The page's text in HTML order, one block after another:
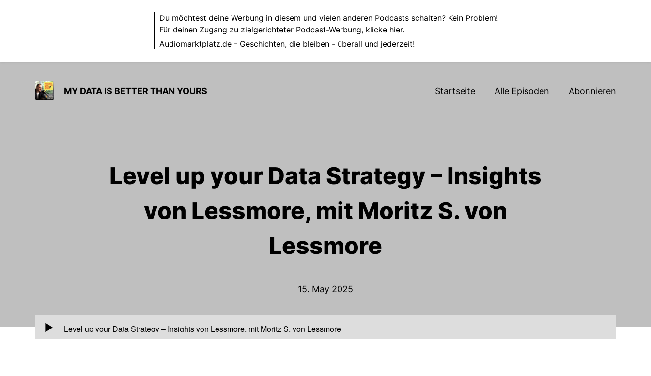
Du möchtest deine Werbung in diesem und vielen anderen Podcasts schalten? Kein Problem!
Für deinen Zugang zu zielgerichteter Podcast-Werbung, klicke hier.
Audiomarktplatz.de- Geschichten, die bleiben - überall und jederzeit!
MY DATA IS BETTER THAN YOURS Startseite Alle Episoden Abonnieren
Level up your Data Strategy – Insights
von Lessmore, mit Moritz S. von
Lessmore
15. May 2025
00:00
Level up your Data Strategy – Insights von Lessmore, mit Moritz S. von Lessmore